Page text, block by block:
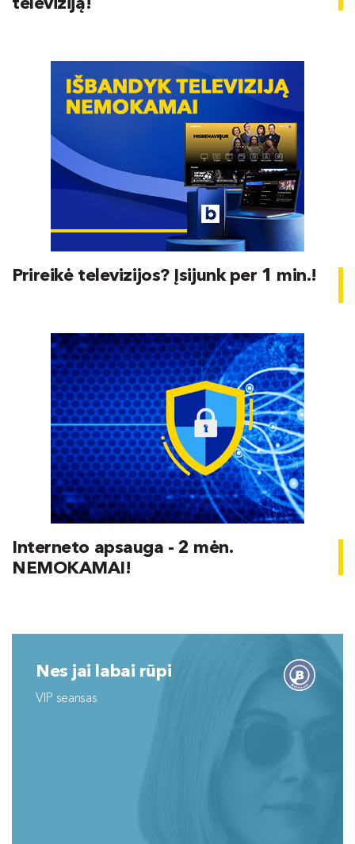
Prireikė televizijos? Įsijunk per 1 min.!
Interneto apsauga - 2 mėn.
NEMOKAMAI!
Nes jai labai rūpi
VIP seansas